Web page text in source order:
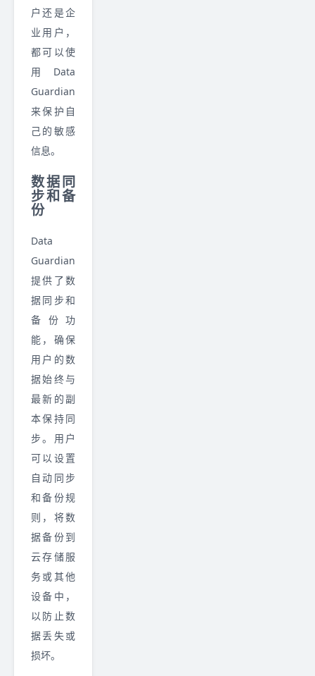
户还是企
业用户，
都可以使
用 Data
Guardian
来保护自
己的敏感
信息。
数据同
步和备
份
Data
Guardian
提供了数
据同步和
备份功
能，确保
用户的数
据始终与
最新的副
本保持同
步。用户
可以设置
自动同步
和备份规
则，将数
据备份到
云存储服
务或其他
设备中，
以防止数
据丢失或
损坏。